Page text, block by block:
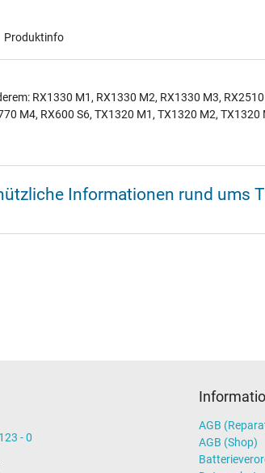
Produktinfo
RX1330 M1, RX1330 M2, RX1330 M3,
M4, RX600 S6, TX1320 M1, TX1320 M2,
Informationen rund ums
- 0
AGB
AGB (Shop)